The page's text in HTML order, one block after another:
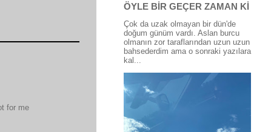
for me
ÖYLE BİR GEÇER ZAMAN Kİ
Çok da uzak olmayan bir dün'de
doğum günüm vardı. Aslan burcu
olmanın zor taraflarından uzun uzun
bahsederdim ama o sonraki yazılara
kal...